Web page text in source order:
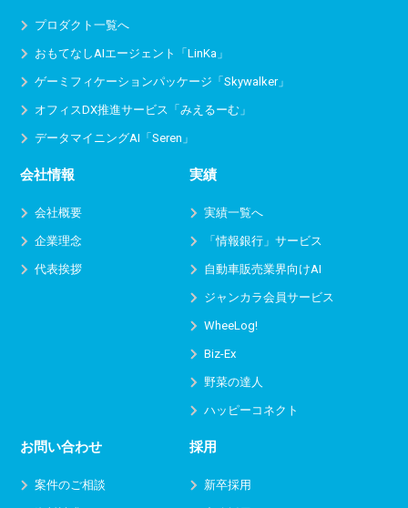
プロダクト一覧へ
おもてなしAIエージェント「LinKa」
ゲーミフィケーションパッケージ「Skywalker」
オフィスDX推進サービス 「みえるーむ」
データマイニングAI「Seren」
会社情報
会社概要
企業理念
代表挨拶
実績
実績一覧へ
「情報銀行」サービス
自動車販売業界向けAI
ジャンカラ会員サービス
WheeLog!
Biz-Ex
野菜の達人
ハッピーコネクト
お問い合わせ
案件のご相談
採用
新卒採用